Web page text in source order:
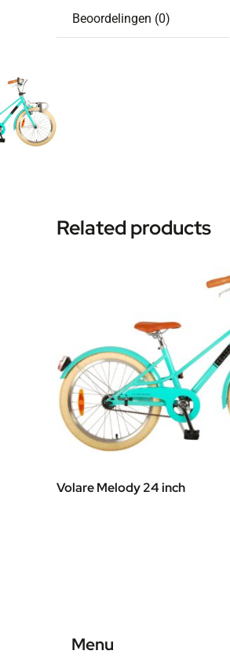
Beoordelingen (0)
Related products
Volare Melody 24 inch
Menu